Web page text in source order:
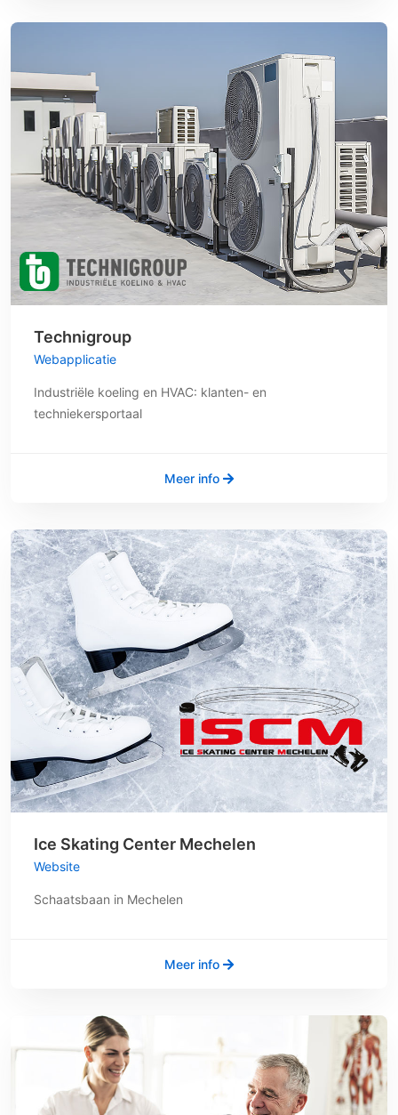
Technigroup
Webapplicatie
Industriële koeling en HVAC: klanten- en
techniekersportaal
Meer info
Ice Skating Center Mechelen
Website
Schaatsbaan in Mechelen
Meer info